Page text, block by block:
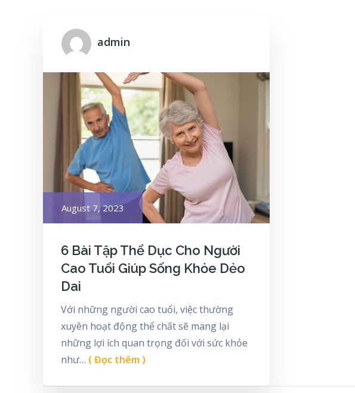
admin
Posted
on
August 7, 2023
6 Bài Tập Thể Dục Cho Người
Cao Tuổi Giúp Sống Khỏe Dẻo
Dai
Với những người cao tuổi, việc thường
xuyên hoạt động thể chất sẽ mang lại
những lợi ích quan trọng đối với sức khỏe
như… ( Đọc thêm )